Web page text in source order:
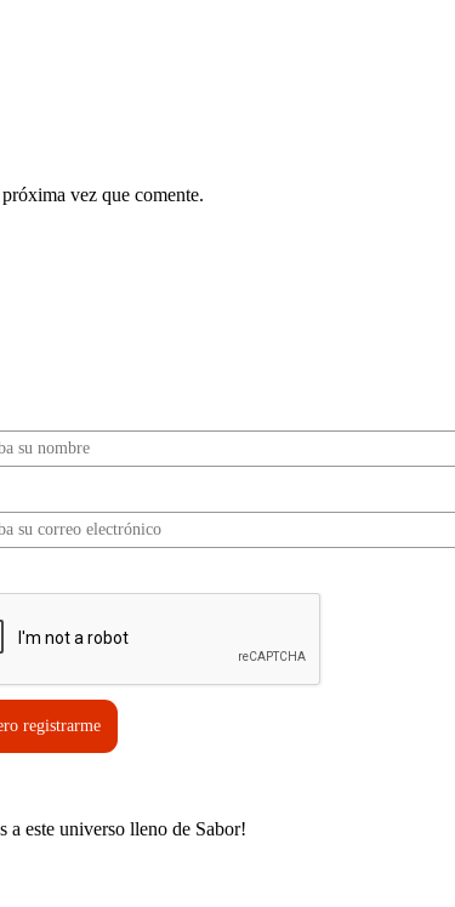
vez que comente.
registrarme
a este universo lleno de Sabor!